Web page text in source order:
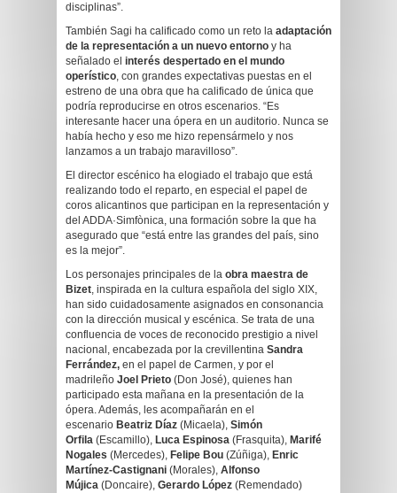
disciplinas”.
También Sagi ha calificado como un reto la adaptación
de la representación a un nuevo entorno y ha
señalado el interés despertado en el mundo
operístico, con grandes expectativas puestas en el
estreno de una obra que ha calificado de única que
podría reproducirse en otros escenarios. “Es
interesante hacer una ópera en un auditorio. Nunca se
había hecho y eso me hizo repensármelo y nos
lanzamos a un trabajo maravilloso”.
El director escénico ha elogiado el trabajo que está
realizando todo el reparto, en especial el papel de
coros alicantinos que participan en la representación y
del ADDA·Simfònica, una formación sobre la que ha
asegurado que “está entre las grandes del país, sino
es la mejor”.
Los personajes principales de la obra maestra de
Bizet, inspirada en la cultura española del siglo XIX,
han sido cuidadosamente asignados en consonancia
con la dirección musical y escénica. Se trata de una
confluencia de voces de reconocido prestigio a nivel
nacional, encabezada por la crevillentina Sandra
Ferrández, en el papel de Carmen, y por el
madrileño Joel Prieto (Don José), quienes han
participado esta mañana en la presentación de la
ópera. Además, les acompañarán en el
escenario Beatriz Díaz (Micaela), Simón
Orfila (Escamillo), Luca Espinosa (Frasquita), Marifé
Nogales (Mercedes), Felipe Bou (Zúñiga), Enric
Martínez-Castignani (Morales), Alfonso
Mújica (Doncaire), Gerardo López (Remendado)